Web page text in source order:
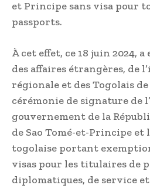
et Principe sans visa pour
passports.
À cet effet, ce 18 juin 2024,
des affaires étrangères, de
régionale et des Togolais
cérémonie de signature de
gouvernement de la
de Sao Tomé-et-Principe et
togolaise portant
visas pour les titulaires de
diplomatiques, de service